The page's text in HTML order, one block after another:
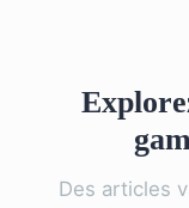
Des articles